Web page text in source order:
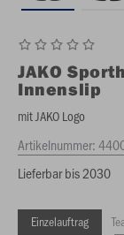
JAKO
Innenslip
mit JAKO Logo
Artikelnummer:
Lieferbar bis 2030
Einzelauftrag